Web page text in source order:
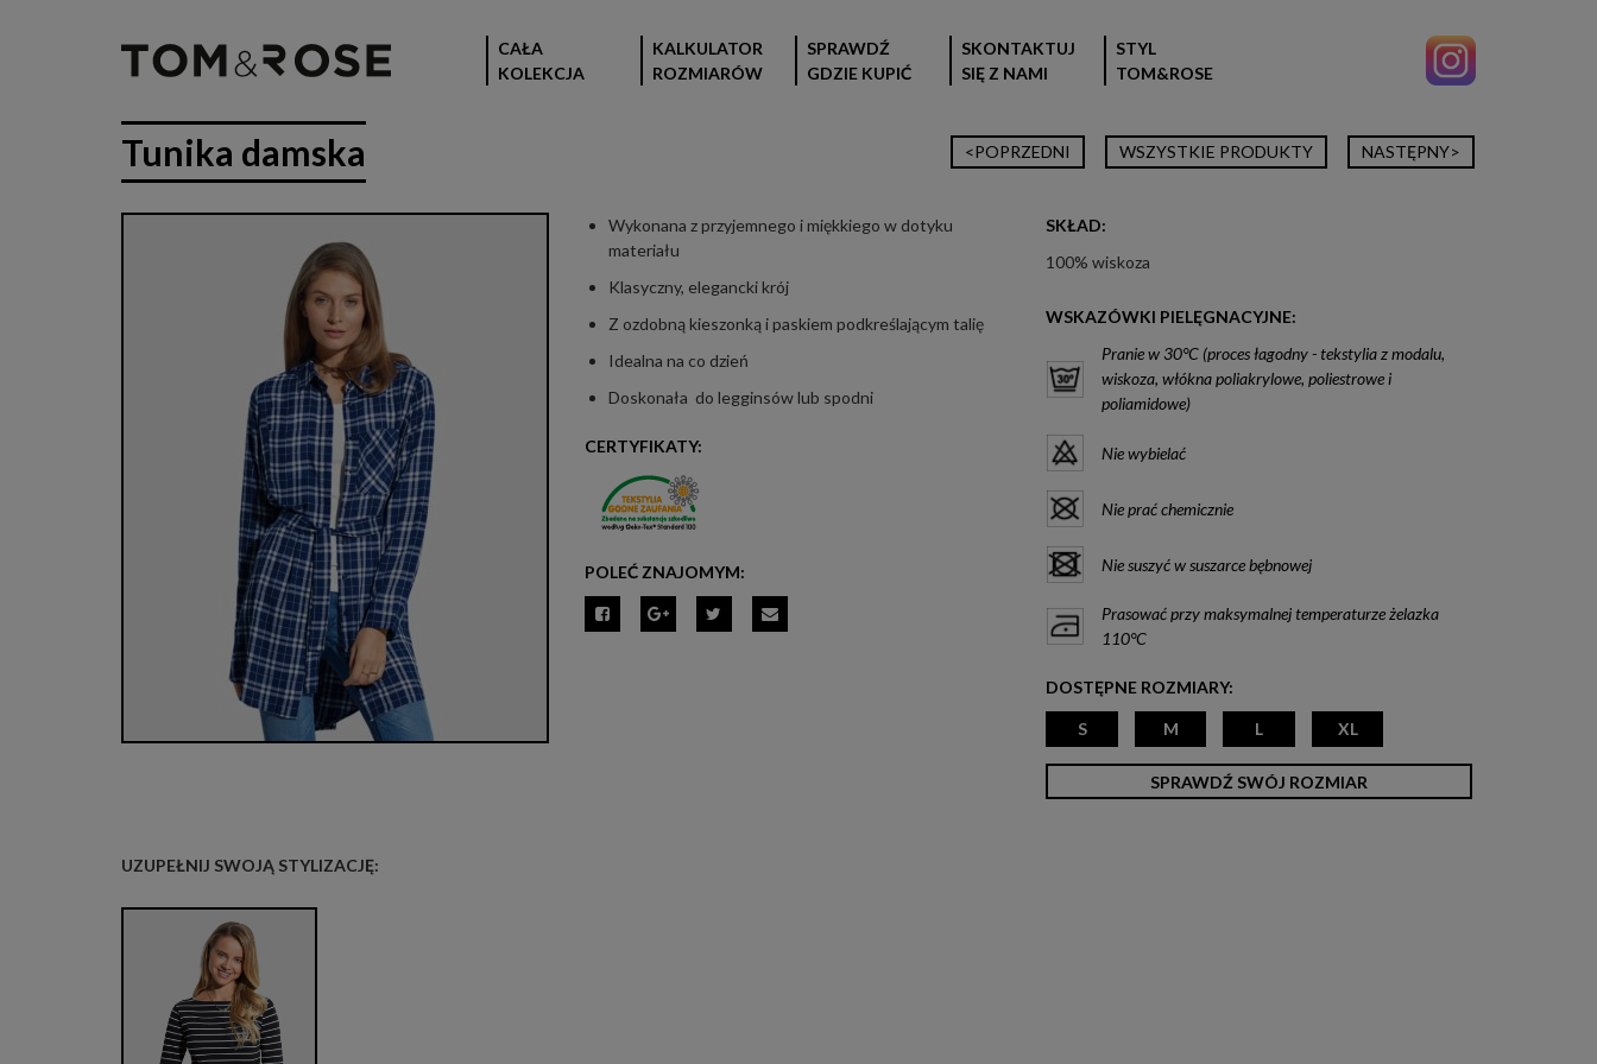
CAŁA
KOLEKCJA
KALKULATOR
ROZMIARÓW
SPRAWDŹ
GDZIE KUPIĆ
SKONTAKTUJ
SIĘ Z NAMI
STYL
TOM&ROSE
Tunika damska <POPRZEDNI WSZYSTKIE PRODUKTY NASTĘPNY>
Wykonana z przyjemnego i miękkiego w dotyku
materiału
Klasyczny, elegancki krój
Z ozdobną kieszonką i paskiem podkreślającym talię
Idealna na co dzień
Doskonała do legginsów lub spodni
CERTYFIKATY:
POLEĆ ZNAJOMYM:
SKŁAD:
100% wiskoza
WSKAZÓWKI PIELĘGNACYJNE:
Pranie w 30°C (proces łagodny - tekstylia z modalu,
wiskoza, włókna poliakrylowe, poliestrowe i
poliamidowe)
Nie wybielać
Nie prać chemicznie
Nie suszyć w suszarce bębnowej
Prasować przy maksymalnej temperaturze żelazka
110°C
DOSTĘPNE ROZMIARY:
S M L XL
SPRAWDŹ SWÓJ ROZMIAR
UZUPEŁNIJ SWOJĄ STYLIZACJĘ: